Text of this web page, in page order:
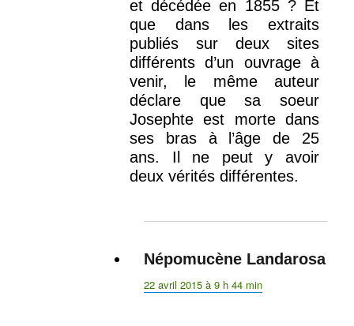
et décédée en 1855 ? Et
que dans les extraits
publiés sur deux sites
différents d’un ouvrage à
venir, le même auteur
déclare que sa soeur
Josephte est morte dans
ses bras à l’âge de 25
ans. Il ne peut y avoir
deux vérités différentes.
Népomucène Landarosadit :
22 avril 2015 à 9 h 44 min